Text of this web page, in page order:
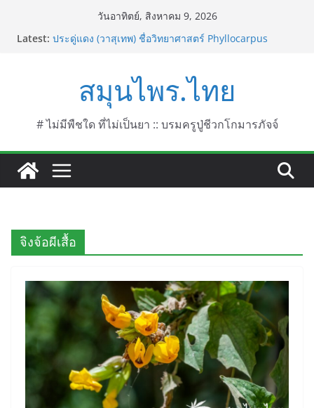
วันอาทิตย์, สิงหาคม 9, 2026
Latest: ประดู่แดง (วาสุเทพ) ชื่อวิทยาศาสตร์ Phyllocarpus
pulchella L. (Firework)
บานไม่รู้โรยป่า ชื่อวิทยาศาสตร์ Gomphrena
celosioides Mart.
บานไม่รู้โรย
บานเย็น ชื่อวิทยาศาสตร์ Mirabilis jalapa L.
สมุนไพร.ไทย
# ไม่มีพืชใด ที่ไม่เป็นยา :: บรมครูปู่ชีวกโกมารภัจจ์
จิงจ้อผีเสื้อ